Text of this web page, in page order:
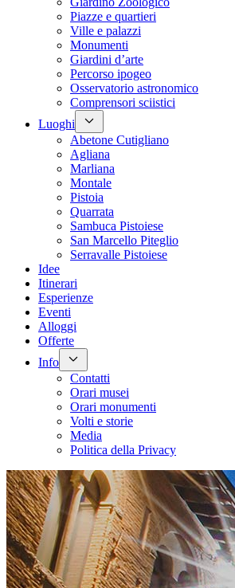
Piazze e quartieri
Ville e palazzi
Monumenti
Giardini d’arte
Percorso ipogeo
Osservatorio astronomico
Comprensori sciistici
Luoghi
Abetone Cutigliano
Agliana
Marliana
Montale
Pistoia
Quarrata
Sambuca Pistoiese
San Marcello Piteglio
Serravalle Pistoiese
Idee
Itinerari
Esperienze
Eventi
Alloggi
Offerte
Info
Contatti
Orari musei
Orari monumenti
Volti e storie
Media
Politica della Privacy